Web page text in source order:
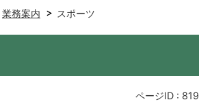
業務案内 スポーツ
ページID : 819